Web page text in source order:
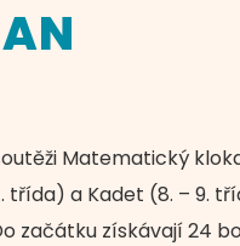
Matematický
a Kadet (8. – 9.
získávají 24